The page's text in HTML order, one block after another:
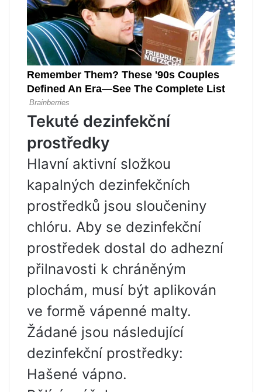
Tekuté dezinfekční
prostředky
Hlavní aktivní složkou
kapalných dezinfekčních
prostředků jsou sloučeniny
chlóru. Aby se dezinfekční
prostředek dostal do adhezní
přilnavosti k chráněným
plochám, musí být aplikován
ve formě vápenné malty.
Žádané jsou následující
dezinfekční prostředky:
Hašené vápno.